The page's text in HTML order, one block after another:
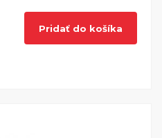
Pridať do košíka